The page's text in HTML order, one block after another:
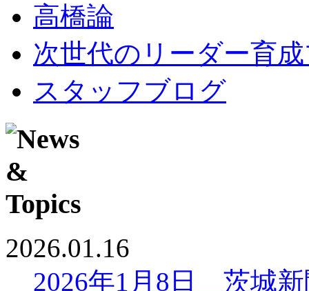
高橋論
次世代のリーダー育
スタッフブログ
2026.01.16
2026年1月8日 茨城